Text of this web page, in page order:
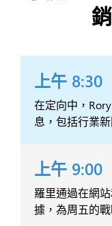
上午 8:30
在定向中，
息，包括行業
上午 9:00
羅里通過在網
據，為周五的